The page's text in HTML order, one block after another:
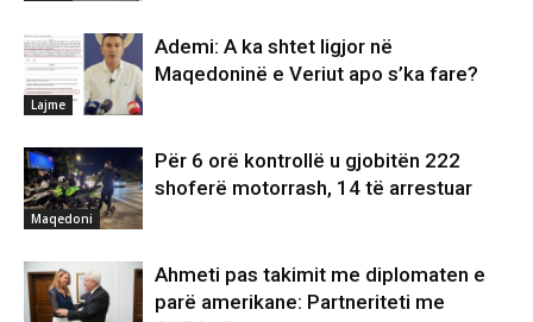
Lajme
Ademi: A ka shtet ligjor në
Maqedoninë e Veriut apo s’ka fare?
Maqedoni
Për 6 orë kontrollë u gjobitën 222
shoferë motorrash, 14 të arrestuar
Ahmeti pas takimit me diplomaten e
parë amerikane: Partneriteti me